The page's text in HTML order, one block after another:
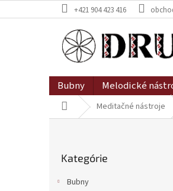
na
+421 904 423 416
Bubny Melodické
DomovMeditačné nástroje
kategórie
Kategórie
Bubny